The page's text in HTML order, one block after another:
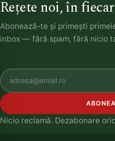
Rețete noi, în
Abonează-te și primești
inbox — fără spam, fără nicio
Nicio reclamă. Dezabonare